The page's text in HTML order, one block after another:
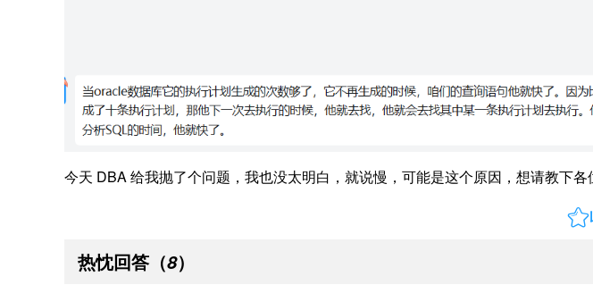
今天 DBA 给我抛了个问题，我也没太明白，就说慢，可能是这个原因，想请教下各

热忱回答 （8）